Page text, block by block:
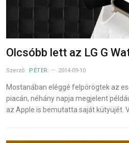
Olcsóbb lett az LG G
Szerző: PÉTER 2014-09-10
Mostanában eléggé felpörögtek az
piacán, néhány napja megjelent
az Apple is bemutatta saját kütyüjét.